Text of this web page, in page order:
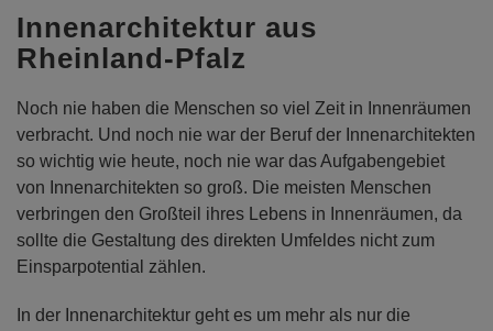
Innenarchitektur aus
Rheinland-Pfalz
Noch nie haben die Menschen so viel Zeit in Innenräumen
verbracht. Und noch nie war der Beruf der Innenarchitekten
so wichtig wie heute, noch nie war das Aufgabengebiet
von Innenarchitekten so groß. Die meisten Menschen
verbringen den Großteil ihres Lebens in Innenräumen, da
sollte die Gestaltung des direkten Umfeldes nicht zum
Einsparpotential zählen.
In der Innenarchitektur geht es um mehr als nur die